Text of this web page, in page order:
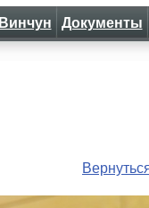
Винчун Документы